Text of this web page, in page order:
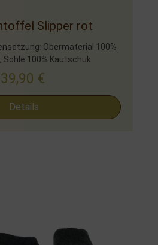
Slipper rot
Obermaterial 100%
Sohle 100% Kautschuk
39,90 €
Details